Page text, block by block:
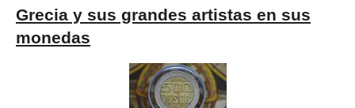
Grecia y sus grandes artistas en sus
monedas